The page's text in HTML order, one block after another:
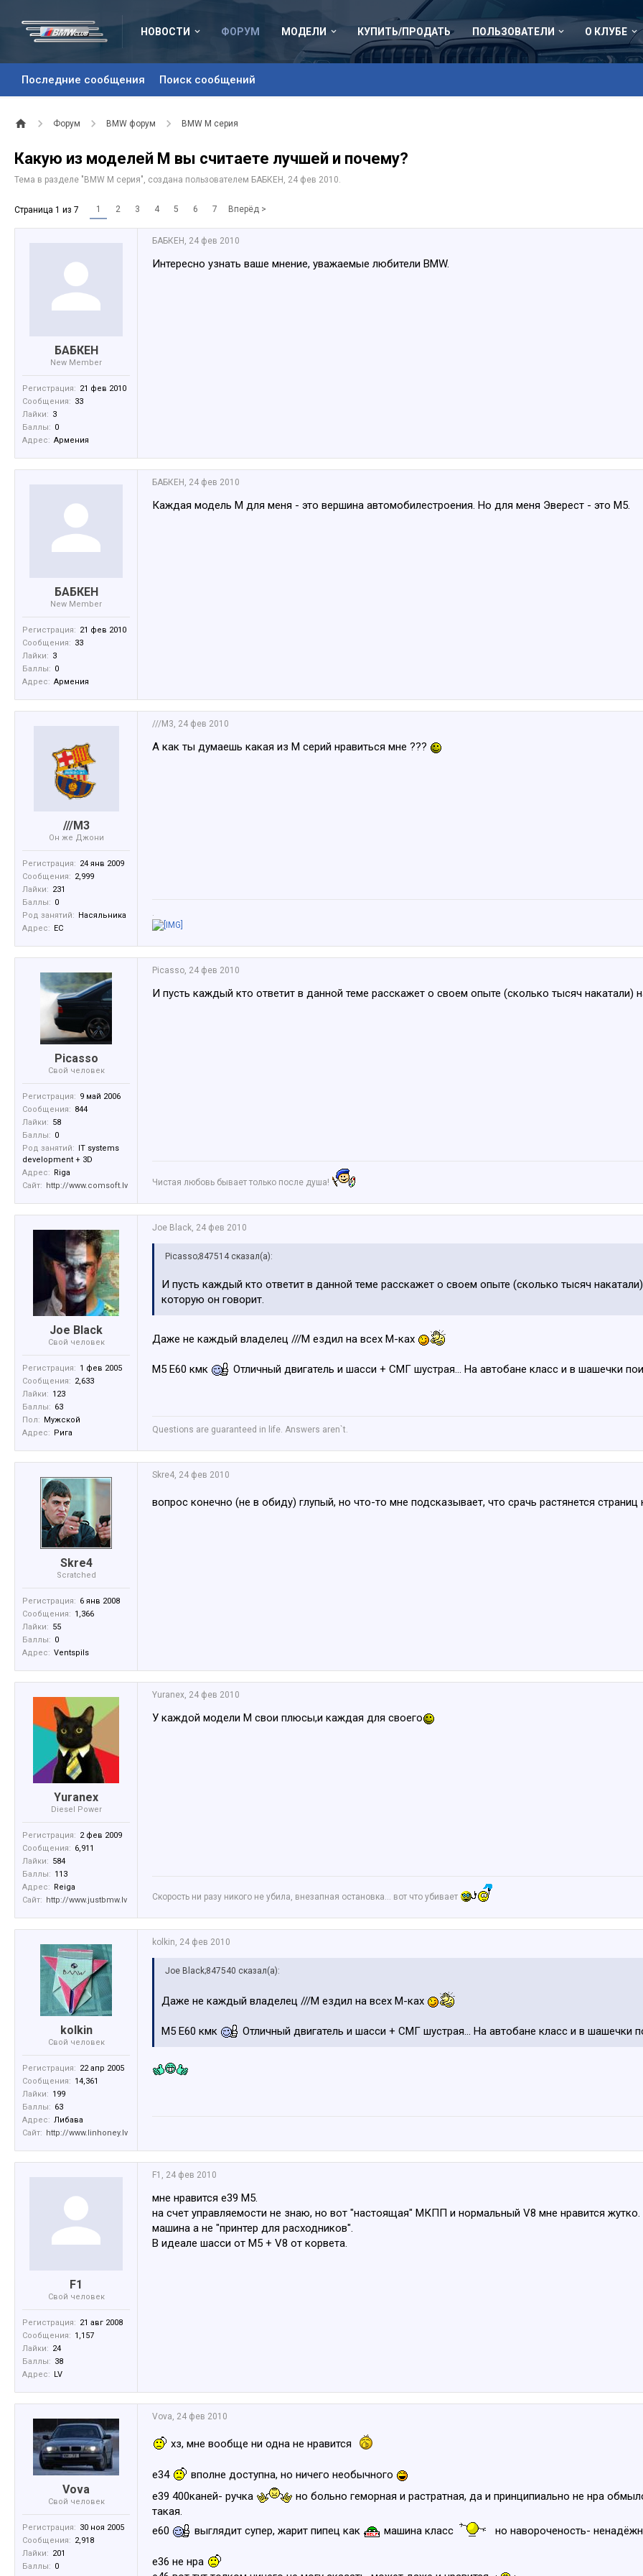
НОВОСТИ ФОРУМ
Последние сообщения Поиск сообщений
МОДЕЛИ КУПИТЬ/ПРОДАТЬ ПОЛЬЗОВАТЕЛИ О КЛУБЕ
Форум BMW форум BMW M серия
Какую из моделей М вы считаете лучшей и почему?
Тема в разделе " BMW M серия", создана пользователем БАБКЕН , 24 фев 2010.
Страница 1 из 7 1 2 3 4 5 6 7 Вперёд >
БАБКЕН
New Member
Регистрация: 21 фев 2010
Сообщения: 33
Лайки: 3
Баллы: 0
Адрес: Армения
БАБКЕН , 24 фев 2010
Интересно узнать ваше мнение, уважаемые любители BMW.
БАБКЕН
New Member
Регистрация: 21 фев 2010
Сообщения: 33
Лайки: 3
Баллы: 0
Адрес: Армения
БАБКЕН , 24 фев 2010
Каждая модель М для меня - это вершина автомобилестроения. Но для меня Эверест - это М5.
///M3
Он же Джони
Регистрация: 24 янв 2009
Сообщения: 2,999
Лайки: 231
Баллы: 0
Род занятий: Насяльника
Адрес: ЕС
///M3, 24 фев 2010
А как ты думаешь какая из М серий нравиться мне ???
.
Picasso
Свой человек
Регистрация: 9 май 2006
Сообщения: 844
Лайки: 58
Баллы: 0
Род занятий: IT systems
development + 3D
Адрес: Riga
Сайт: http://www.comsoft.lv
Picasso, 24 фев 2010
И пусть каждый кто ответит в данной теме расскажет о своем опыте (сколько тысяч
Чистая любовь бывает только после душа!
Joe Black
Свой человек
Регистрация: 1 фев 2005
Сообщения: 2,633
Лайки: 123
Баллы: 63
Пол: Мужской
Адрес: Рига
Joe Black, 24 фев 2010
Picasso;847514 сказал(а):
И пусть каждый кто ответит в данной теме расскажет о своем опыте (сколько тысяч
которую он говорит.
Даже не каждый владелец ///М ездил на всех М-ках
М5 Е60 кмк Отличный двигатель и шасси + СМГ шустрая... На автобане класс и в шашечки
Questions are guaranteed in life. Answers aren`t.
Skre4
Scratched
Регистрация: 6 янв 2008
Сообщения: 1,366
Лайки: 55
Баллы: 0
Адрес: Ventspils
Skre4, 24 фев 2010
вопрос конечно (не в обиду) глупый, но что-то мне подсказывает, что срачь растянется страниц
Yuranex
Diesel Power
Регистрация: 2 фев 2009
Сообщения: 6,911
Лайки: 584
Баллы: 113
Адрес: Reiga
Сайт: http://www.justbmw.lv
Yuranex, 24 фев 2010
У каждой модели М свои плюсы,и каждая для своего
Скорость ни разу никого не убила, внезапная остановка… вот что убивает
kolkin
Свой человек
Регистрация: 22 апр 2005
Сообщения: 14,361
Лайки: 199
Баллы: 63
Адрес: Либава
Сайт: http://www.linhoney.lv
kolkin, 24 фев 2010
Joe Black;847540 сказал(а):
Даже не каждый владелец ///М ездил на всех М-ках
М5 Е60 кмк Отличный двигатель и шасси + СМГ шустрая... На автобане класс и в шашечки
F1
Свой человек
Регистрация: 21 авг 2008
Сообщения: 1,157
Лайки: 24
Баллы: 38
Адрес: LV
F1 , 24 фев 2010
мне нравится e39 M5.
на счет управляемости не знаю, но вот "настоящая" МКПП и нормальный V8 мне нравится
машина а не "принтер для расходников".
В идеале шасси от M5 + V8 от корвета.
Vova
Свой человек
Регистрация: 30 ноя 2005
Сообщения: 2,918
Лайки: 201
Баллы: 0
Vova, 24 фев 2010
хз, мне вообще ни одна не нравится
е34
вполне доступна, но ничего необычного
е39 400каней- ручка
но больно геморная и растратная, да и принципиально не нра
такая.
е60
выглядит супер, жарит пипец как машина класс но навороченость-
е36 не нра